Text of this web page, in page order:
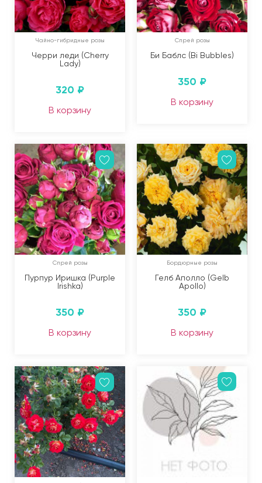
Чайно-гибридные розы
Черри леди (Cherry
Lady)
320 ₽
В корзину
Спрей розы
Би Баблс (Bi Bubbles)
350 ₽
В корзину
Спрей розы
Пурпур Иришка (Purple
Irishka)
350 ₽
В корзину
Бордюрные розы
Гелб Аполло (Gelb
Apollo)
350 ₽
В корзину